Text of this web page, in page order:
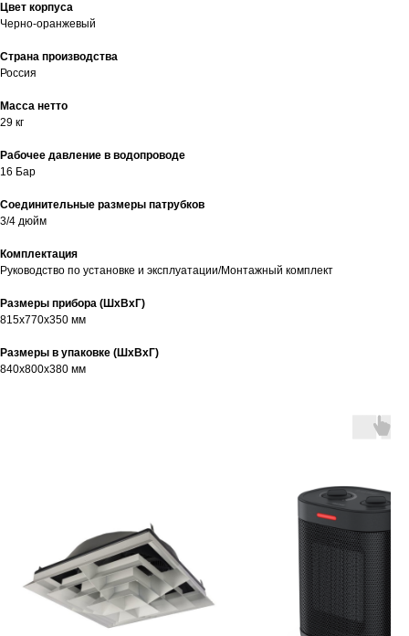
Цвет корпуса
Черно-оранжевый
Страна производства
Россия
Масса нетто
29 кг
Рабочее давление в водопроводе
16 Бар
Соединительные размеры патрубков
3/4 дюйм
Комплектация
Руководство по установке и эксплуатации/Монтажный комплект
Размеры прибора (ШхВхГ)
815х770х350 мм
Размеры в упаковке (ШхВхГ)
840x800x380 мм